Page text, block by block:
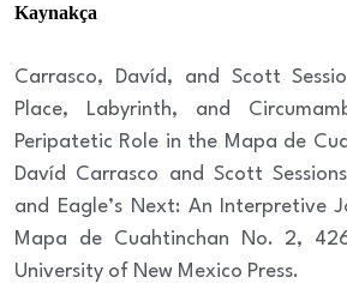
Kaynakça
Carrasco, Davíd, and Scott
Place, Labyrinth, and
Peripatetic Role in the Mapa de
Davíd Carrasco and Scott
and Eagle’s Next: An Interpretive
Mapa de Cuahtinchan No. 2,
University of New Mexico Press.